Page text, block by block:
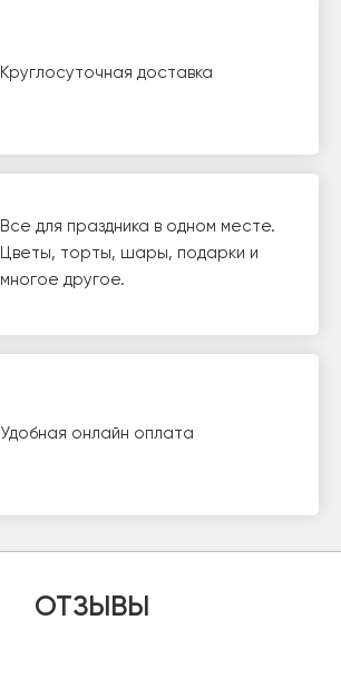
Круглосуточная доставка
Все для праздника в одном месте.
Цветы, торты, шары, подарки и
многое другое.
Удобная онлайн оплата
ОТЗЫВЫ